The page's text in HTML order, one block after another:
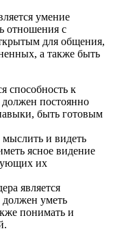
умение
отношения с
для общения,
а также быть
способность к
постоянно
быть готовым
мыслить и видеть
ясное видение
их
является
уметь
понимать и